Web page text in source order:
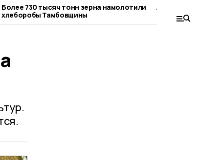
Более 730 тысяч тонн зерна намолотили
хлеборобы Тамбовщины
Аграрии